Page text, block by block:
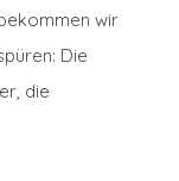
wir
Die
die